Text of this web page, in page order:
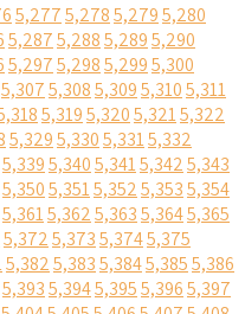
5,2775,2785,2795,280
5,2875,2885,2895,290
5,2975,2985,2995,300
5,3075,3085,3095,3105,311
5,3195,3205,3215,322
5,3295,3305,3315,332
5,3395,3405,3415,3425,343
5,3505,3515,3525,3535,354
5,3615,3625,3635,3645,365
5,3725,3735,3745,375
5,3825,3835,3845,3855,386
5,3935,3945,3955,3965,397